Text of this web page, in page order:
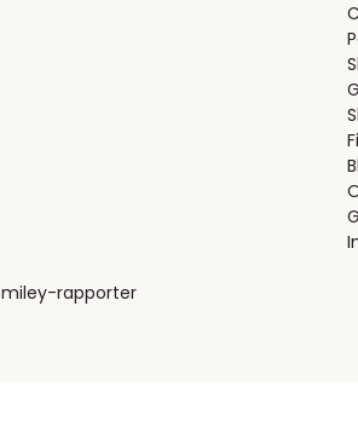
rapporter